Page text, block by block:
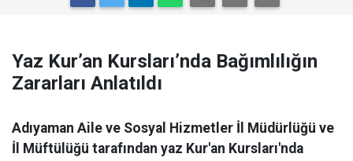
Yaz Kur’an Kursları’nda Bağımlılığın
Zararları Anlatıldı
Adıyaman Aile ve Sosyal Hizmetler İl Müdürlüğü ve
İl Müftülüğü tarafından yaz Kur'an Kursları'nda